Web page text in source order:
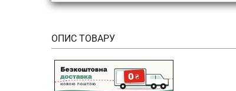
ОПИС ТОВАРУ